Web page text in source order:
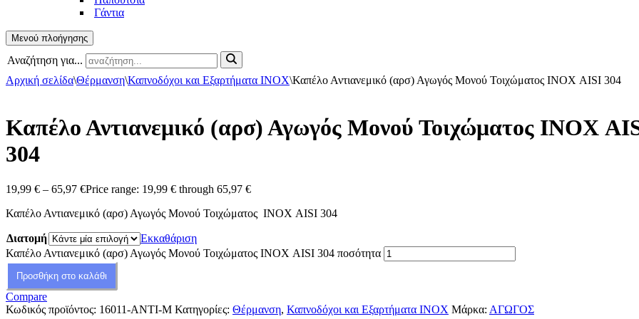
Γάντια
Μενού πλοήγησης
Αναζήτηση για...
Αρχική σελίδα\Θέρμανση\Καπνοδόχοι και Εξαρτήματα ΙΝΟΧ\Καπέλο Αντιανεμικό (αρσ) Αγωγός Μονού Τοιχώματος ΙΝΟΧ AISI 304
Καπέλο Αντιανεμικό (αρσ) Αγωγός Μονού Τοιχώματος ΙΝΟΧ
304
19,99 € – 65,97 €Price range: 19,99 € through 65,97 €
Καπέλο Αντιανεμικό (αρσ) Αγωγός Μονού Τοιχώματος ΙΝΟΧ AISI 304
Διατομή
Εκκαθάριση
Καπέλο Αντιανεμικό (αρσ) Αγωγός Μονού Τοιχώματος ΙΝΟΧ AISI 304 ποσότητα
Προσθήκη στο καλάθι
Compare
Κωδικός προϊόντος: 16011-ΑΝΤΙ-Μ Κατηγορίες: Θέρμανση, Καπνοδόχοι και Εξαρτήματα ΙΝΟΧ Μάρκα: ΑΓΩΓΟΣ